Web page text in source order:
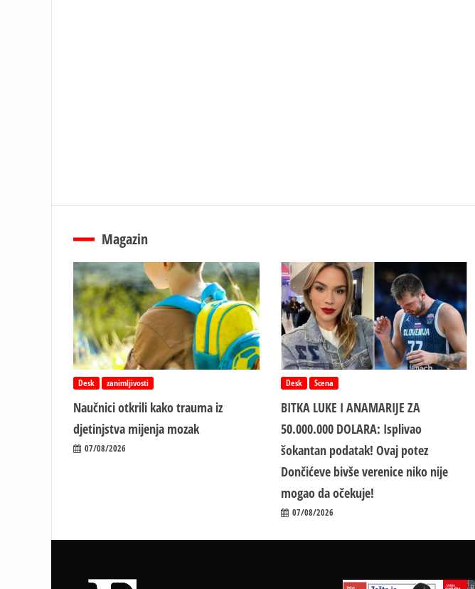
Magazin
Desk zanimljivosti
Naučnici otkrili kako trauma iz
d‌jetinjstva mijenja mozak
07/08/2026
Desk Scena
BITKA LUKE I ANAMARIJE ZA
50.000.000 DOLARA: Isplivao
šokantan podatak! Ovaj potez
Dončićeve bivše verenice niko nije
mogao da očekuje!
07/08/2026